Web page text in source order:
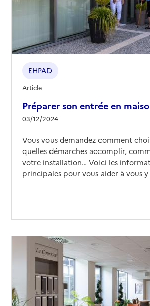
Préparer son entrée en
03/12/2024
EHPAD
Article
Vous vous demandez comment
quelles démarches accomplir,
votre installation… Voici les
principales pour vous aider à vous